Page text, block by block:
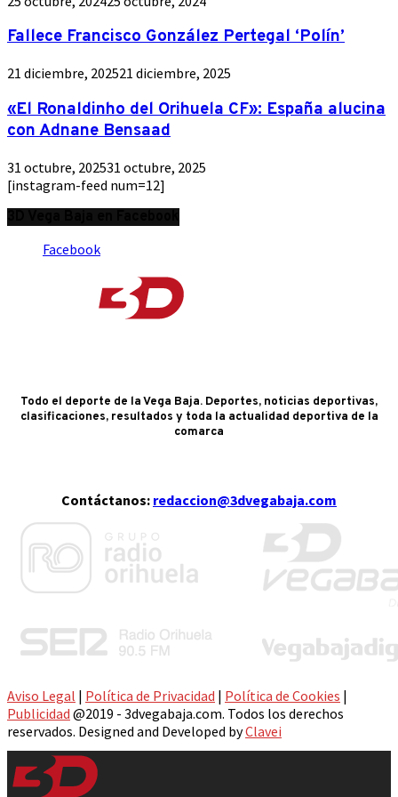
Fallece Francisco González Pertegal ‘Polín’
21 diciembre, 202521 diciembre, 2025
«El Ronaldinho del Orihuela CF»: España alucina
con Adnane Bensaad
31 octubre, 202531 octubre, 2025
[instagram-feed num=12]
Facebook
Todo el deporte de la Vega Baja. Deportes, noticias deportivas,
clasificaciones, resultados y toda la actualidad deportiva de la
comarca
Contáctanos: redaccion@3dvegabaja.com
Aviso Legal | Política de Privacidad | Política de Cookies |
Publicidad @2019 - 3dvegabaja.com. Todos los derechos
reservados. Designed and Developed byClavei